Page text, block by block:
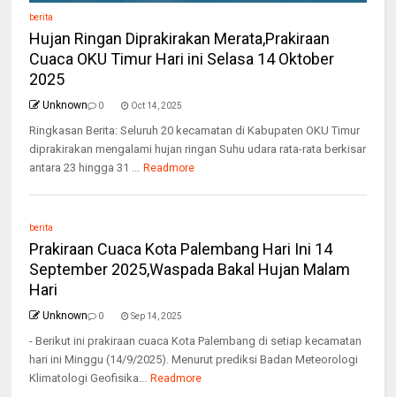
berita
Hujan Ringan Diprakirakan Merata,Prakiraan
Cuaca OKU Timur Hari ini Selasa 14 Oktober
2025
Unknown 0 Oct 14, 2025
Ringkasan Berita: Seluruh 20 kecamatan di Kabupaten OKU Timur
diprakirakan mengalami hujan ringan Suhu udara rata-rata berkisar
antara 23 hingga 31 ... Readmore
berita
Prakiraan Cuaca Kota Palembang Hari Ini 14
September 2025,Waspada Bakal Hujan Malam
Hari
Unknown 0 Sep 14, 2025
- Berikut ini prakiraan cuaca Kota Palembang di setiap kecamatan
hari ini Minggu (14/9/2025). Menurut prediksi Badan Meteorologi
Klimatologi Geofisika... Readmore